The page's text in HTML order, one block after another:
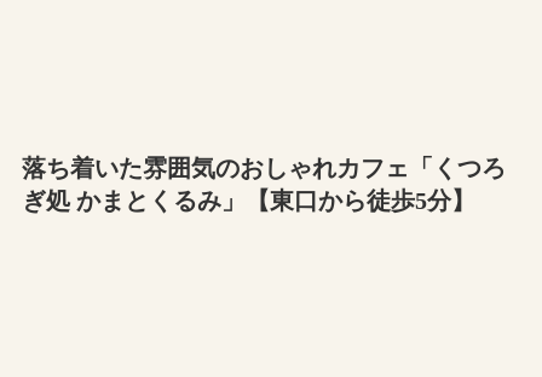
落ち着いた雰囲気のおしゃれカフェ「くつろ
ぎ処 かまとくるみ」【東口から徒歩5分】